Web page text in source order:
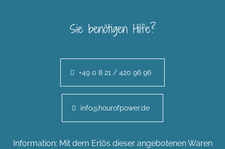
Sie benötigen Hilfe?
+49 0 8 21 / 420 96 96
info@hourofpower.de
Information: Mit dem Erlös dieser angebotenen Waren